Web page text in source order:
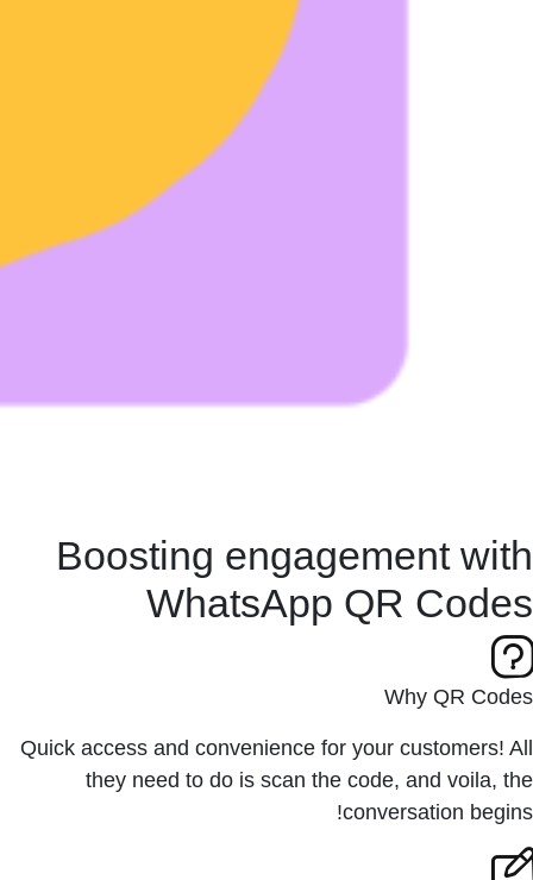
Boosting engagement with
WhatsApp QR Codes
Why QR Codes
Quick access and convenience for your customers! All
they need to do is scan the code, and voila, the
conversation begins!